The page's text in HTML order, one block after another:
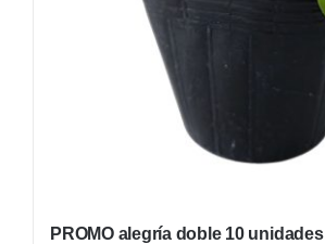
PROMO alegría doble 10 unidades